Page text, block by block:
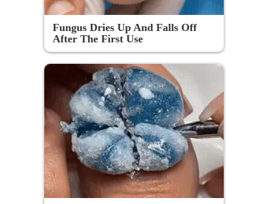
Fungus Dries Up And Falls Off
After The First Use